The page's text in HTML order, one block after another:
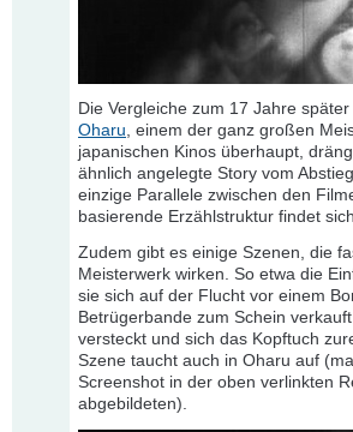
Die Vergleiche zum 17 Jahre
Oharu, einem der ganz großen
japanischen Kinos überhaupt,
ähnlich angelegte Story vom
einzige Parallele zwischen den
basierende Erzählstruktur findet
Zudem gibt es einige Szenen, die
Meisterwerk wirken. So etwa die
sie sich auf der Flucht vor einem
Betrügerbande zum Schein
versteckt und sich das Kopftuch
Szene taucht auch in Oharu auf
Screenshot in der oben verlinkten
abgebildeten).